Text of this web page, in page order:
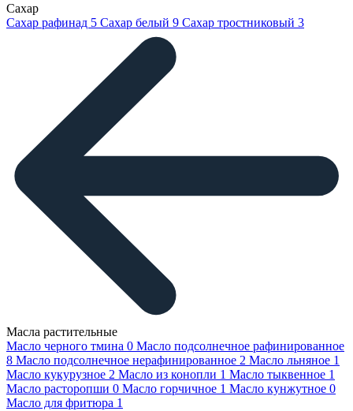
Сахар
Сахар рафинад 5 Сахар белый 9 Сахар тростниковый 3
Масла растительные
Масло черного тмина 0 Масло подсолнечное рафинированное
8 Масло подсолнечное нерафинированное 2 Масло льняное 1
Масло кукурузное 2 Масло из конопли 1 Масло тыквенное 1
Масло расторопши 0 Масло горчичное 1 Масло кунжутное 0
Масло для фритюра 1